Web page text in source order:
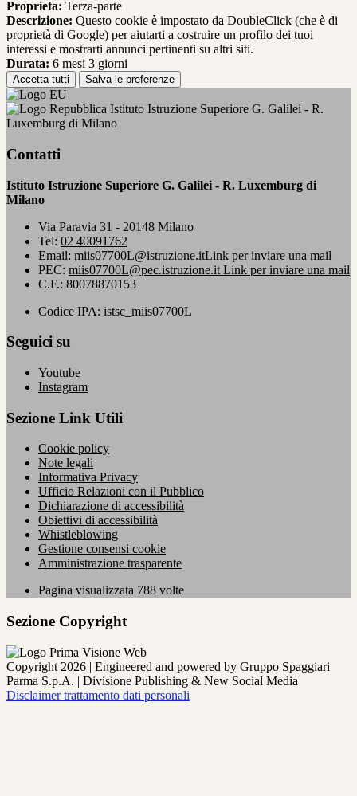
Proprieta: Terza-parte
Descrizione: Questo cookie è impostato da DoubleClick (che è di
proprietà di Google) per aiutarti a costruire un profilo dei tuoi
interessi e mostrarti annunci pertinenti su altri siti.
Durata: 6 mesi 3 giorni
Accetta tutti Salva le preferenze
Istituto Istruzione Superiore G. Galilei - R.
Luxemburg di Milano
Contatti
Istituto Istruzione Superiore G. Galilei - R. Luxemburg di
Milano
Via Paravia 31 - 20148 Milano
Tel: 02 40091762
Email: miis07700L@istruzione.itLink per inviare una mail
PEC: miis07700L@pec.istruzione.it Link per inviare una mail
C.F.: 80078870153
Codice IPA: istsc_miis07700L
Seguici su
Youtube
Instagram
Sezione Link Utili
Cookie policy
Note legali
Informativa Privacy
Ufficio Relazioni con il Pubblico
Dichiarazione di accessibilità
Obiettivi di accessibilità
Whistleblowing
Gestione consensi cookie
Amministrazione trasparente
Pagina visualizzata 788 volte
Sezione Copyright
Copyright 2026 | Engineered and powered by Gruppo Spaggiari
Parma S.p.A. | Divisione Publishing & New Social Media
Disclaimer trattamento dati personali